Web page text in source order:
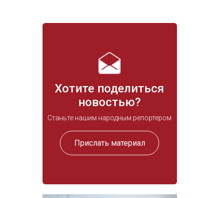
Хотите поделиться
новостью?
Станьте нашим народным репортером
Прислать материал